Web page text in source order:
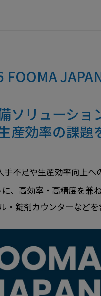
FOOMA
ソリューショ
産効率の課題
不足や生産効率向上へ
、高効率・高精度を兼
・錠剤カウンターなど